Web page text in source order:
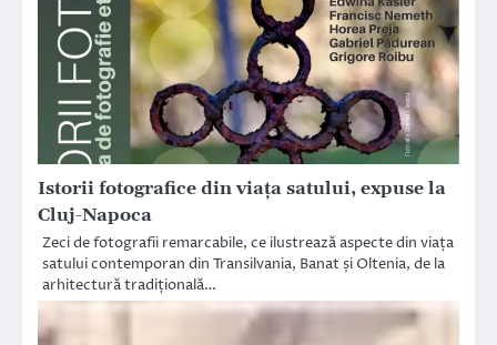
Istorii fotografice din viața satului, expuse la
Cluj-Napoca
Zeci de fotografii remarcabile, ce ilustrează aspecte din viața
satului contemporan din Transilvania, Banat și Oltenia, de la
arhitectură tradițională…